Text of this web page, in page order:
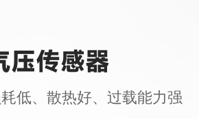
压传感器
低、散热好、过载能力强